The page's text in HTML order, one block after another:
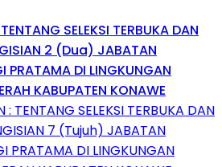
SELEKSI TERBUKA DAN
2 (Dua) JABATAN
PRATAMA DI LINGKUNGAN
KABUPATEN KONAWE